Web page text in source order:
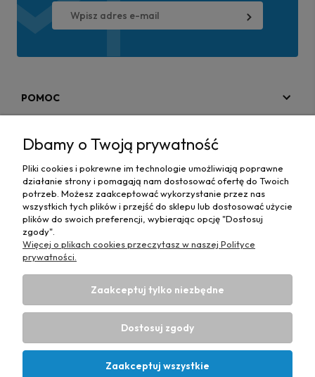
POMOC
MAPA STRONY
INFORMACJE
Hurtownia materiałów tapicerskich Adrian| ul. Chorzowska
50e, 44-100 Gliwice, woj. śląskie | E-mail:
6312703341
Dbamy o Twoją prywatność
Pliki cookies i pokrewne im technologie umożliwiają poprawne
działanie strony i pomagają nam dostosować ofertę do Twoich
potrzeb. Możesz zaakceptować wykorzystanie przez nas
wszystkich tych plików i przejść do sklepu lub dostosować użycie
plików do swoich preferencji, wybierając opcję "Dostosuj
zgody".
Więcej o plikach cookies przeczytasz w naszej Polityce
prywatności.
Zaakceptuj tylko niezbędne
Dostosuj zgody
Zaakceptuj wszystkie